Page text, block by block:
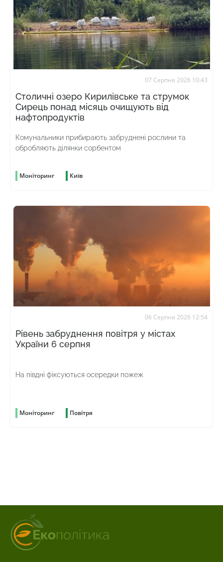
07 Серпня 2026 10:43
Столичні озеро Кирилівське та струмок
Сирець понад місяць очищують від
нафтопродуктів
Комунальники прибирають забруднені рослини та
обробляють ділянки сорбентом
Моніторинг Київ
06 Серпня 2026 12:54
Рівень забруднення повітря у містах
України 6 серпня
На півдні фіксуються осередки пожеж
Моніторинг Повітря